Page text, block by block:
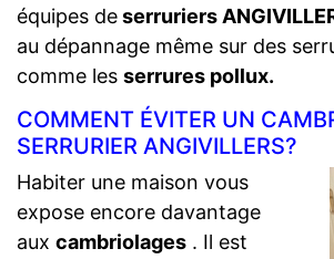
équipes deserruriers
au dépannage même sur des
comme les serrures pollux.
COMMENT ÉVITER UN
SERRURIER ANGIVILLERS?
Habiter une maison vous
expose encore davantage
aux cambriolages . Il est